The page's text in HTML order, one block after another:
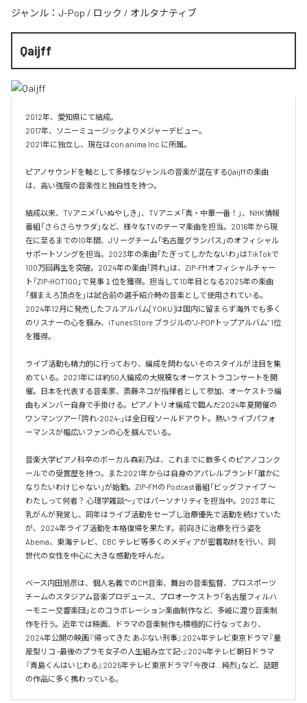
ジャンル： J-Pop / ロック / オルタナティブ
Qaijff
2012年、愛知県にて結成。
2017年、ソニーミュージックよりメジャーデビュー。
2021年に独立し、現在はcon anima Inc.に所属。
ピアノサウンドを軸として多様なジャンルの音楽が混在するQaijffの楽曲
は、高い強度の音楽性と独自性を持つ。
結成以来、TVアニメ「いぬやしき」、TVアニメ「真・中華一番！」、NHK情報
番組「さらさらサラダ」など、様々なTVのテーマ楽曲を担当。2016年から現
在に至るまでの10年間、Jリーグチーム「名古屋グランパス」のオフィシャル
サポートソングを担当。2023年の楽曲「たぎってしかたないわ」はTikTokで
100万回再生を突破。2024年の楽曲「誇れ」は、ZIP-FMオフィシャルチャー
ト「ZIP-HOT100」で見事１位を獲得。担当して10年目となる2025年の楽曲
「掴まえろ頂点を」は試合前の選手紹介時の音楽として使用されている。
2024年12月に発売したフルアルバム[YOKU]は国内に留まらず海外でも多く
のリスナーの心を掴み、iTunes Store ブラジルの”J-POPトップアルバム” 1位
を獲得。
ライブ活動も精力的に行っており、編成を問わないそのスタイルが注目を集
めている。2021年には約50人編成の大規模なオーケストラコンサートを開
催。日本を代表する音楽家、斎藤ネコが指揮者として参加、オーケストラ編
曲もメンバー自身で手掛ける。ピアノトリオ編成で臨んだ2024年夏開催の
ワンマンツアー「誇れ-2024-」は全日程ソールドアウト。熱いライブパフォ
ーマンスが幅広いファンの心を掴んでいる。
音楽大学ピアノ科卒のボーカル森彩乃は、これまでに数多くのピアノコンク
ールでの受賞歴を持つ。また2021年からは自身のアパレルブランド「誰かに
なりたいわけじゃない」が始動。ZIP-FMの Podcast番組「ビッグファイブ 〜
わたしって何者？ 心理学雑談〜」ではパーソナリティを担当中。2023 年に
乳がんが発覚し、同年はライブ活動をセーブし治療優先で活動を続けていた
が、2024年ライブ活動を本格復帰を果たす。前向きに治療を行う姿を
Abema、東海テレビ、CBC テレビ等多くのメディアが密着取材を行い、同
世代の女性を中心に大きな感動を呼んだ。
ベース内田旭彦は、個人名義でのCM音楽、舞台の音楽監督、プロスポーツ
チームのスタジアム音楽プロデュース、プロオーケストラ「名古屋フィルハ
ーモニー交響楽団」とのコラボレーション楽曲制作など、多岐に渡り音楽制
作を行う。近年では映画、ドラマの音楽制作も積極的に行なっており、
2024年公開の映画『帰ってきた あぶない刑事』2024年テレビ東京ドラマ『量
産型リコ -最後のプラモ女子の人生組み立て記-』2024年テレビ朝日ドラマ
『青島くんはいじわる』2025年テレビ東京ドラマ「今夜は…純烈」など、話題
の作品に多く携わっている。